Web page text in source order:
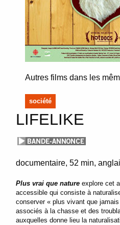
Autres films dans les
société
LIFELIKE
documentaire 52 min
Plus vrai que natureexplore cet
accessible qui consiste à
conserver « plus vivant que
associés à la chasse et des
auxquelles donne lieu la